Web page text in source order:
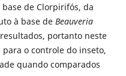
de Clorpirifós, da
à base de Beauveria
portanto neste
o controle do inseto,
quando comparados